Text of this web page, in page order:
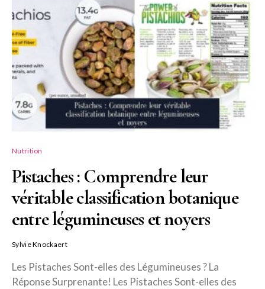
Nutrition
Pistaches : Comprendre leur
véritable classification botanique
entre légumineuses et noyers
Sylvie Knockaert
Les Pistaches Sont-elles des Légumineuses ? La
Réponse Surprenante! Les Pistaches Sont-elles des